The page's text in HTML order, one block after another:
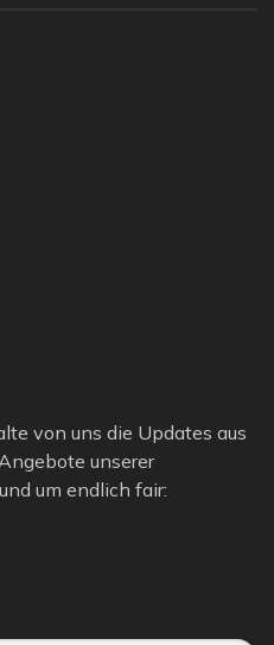
von uns die Updates aus
unserer
um endlich fair: